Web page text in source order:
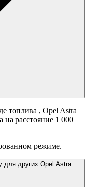
топлива , Opel Astra
на расстояние 1 000
режиме.
для других Opel Astra